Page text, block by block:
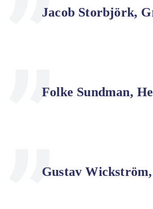
Jacob Storbjörk,
Folke Sundman,
Gustav